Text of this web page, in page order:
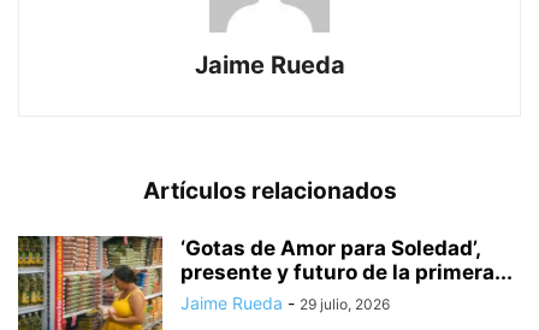
Jaime Rueda
Artículos relacionados
‘Gotas de Amor para Soledad’,
presente y futuro de la primera...
Jaime Rueda - 29 julio, 2026